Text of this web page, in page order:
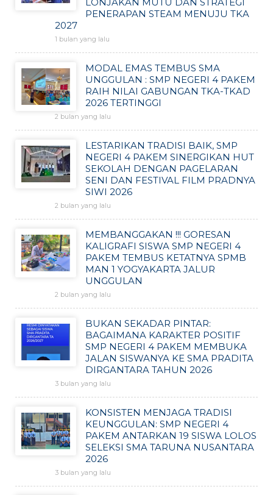
PENERAPAN STEAM MENUJU TKA
2027
1 bulan yang lalu
MODAL EMAS TEMBUS SMA
UNGGULAN : SMP NEGERI 4 PAKEM
RAIH NILAI GABUNGAN TKA-TKAD
2026 TERTINGGI
2 bulan yang lalu
LESTARIKAN TRADISI BAIK, SMP
NEGERI 4 PAKEM SINERGIKAN HUT
SEKOLAH DENGAN PAGELARAN
SENI DAN FESTIVAL FILM PRADNYA
SIWI 2026
2 bulan yang lalu
MEMBANGGAKAN !!! GORESAN
KALIGRAFI SISWA SMP NEGERI 4
PAKEM TEMBUS KETATNYA SPMB
MAN 1 YOGYAKARTA JALUR
UNGGULAN
2 bulan yang lalu
BUKAN SEKADAR PINTAR:
BAGAIMANA KARAKTER POSITIF
SMP NEGERI 4 PAKEM MEMBUKA
JALAN SISWANYA KE SMA PRADITA
DIRGANTARA TAHUN 2026
3 bulan yang lalu
KONSISTEN MENJAGA TRADISI
KEUNGGULAN: SMP NEGERI 4
PAKEM ANTARKAN 19 SISWA LOLOS
SELEKSI SMA TARUNA NUSANTARA
2026
3 bulan yang lalu